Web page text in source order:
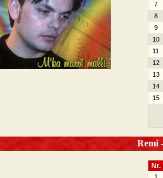
7
8
9
10
11
12
13
14
15
Remi
Nr.